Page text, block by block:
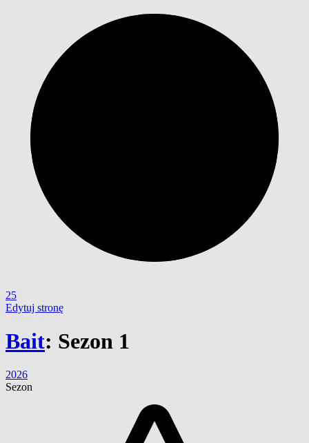
25
Edytuj stronę
Bait: Sezon 1
2026
Sezon